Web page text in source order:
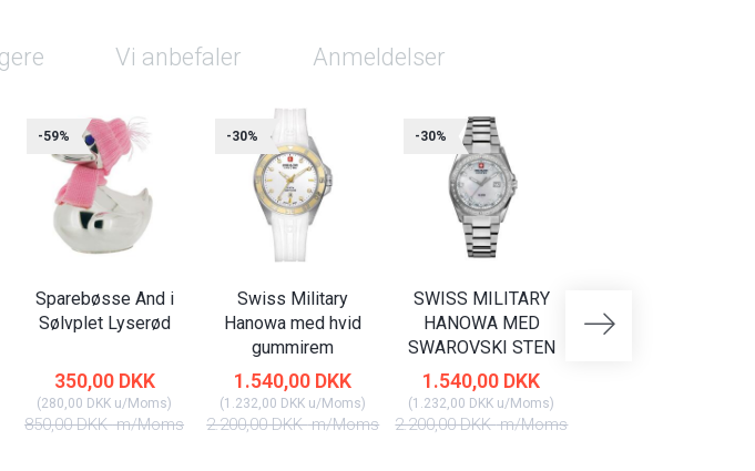
Vi anbefaler Anmeldelser
-59%
Sparebøsse And i
Sølvplet Lyserød
350,00 DKK
(280,00 DKK u/Moms)
850,00 DKKm/Moms
-30%
Swiss Military
Hanowa med hvid
gummirem
1.540,00 DKK
(1.232,00 DKK u/Moms)
2.200,00 DKKm/Moms
-30%
SWISS MILITARY
HANOWA MED
SWAROVSKI STEN
1.540,00 DKK
(1.232,00 DKK u/Moms)
2.200,00 DKKm/Moms
HANOWA MED DAG